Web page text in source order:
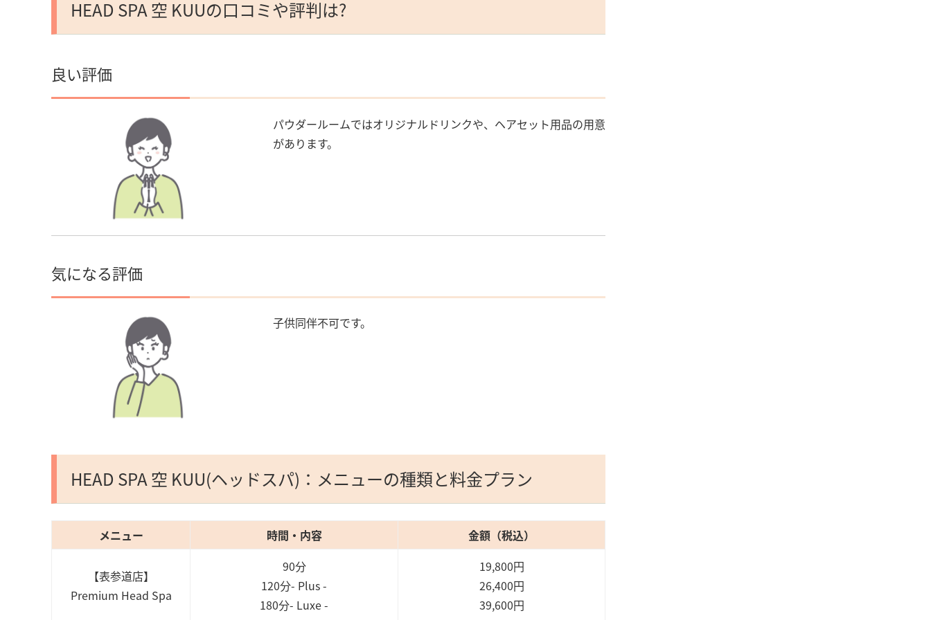
HEAD SPA 空 KUUの口コミや評判は?
良い評価
パウダールームではオリジナルドリンクや、ヘアセット用品の用意
があります。
気になる評価
子供同伴不可です。
HEAD SPA 空 KUU(ヘッドスパ)：メニューの種類と料金プラン
メニュー 時間・内容 金額（税込）
【表参道店】
Premium Head Spa
90分
120分- Plus -
180分- Luxe -
19,800円
26,400円
39,600円